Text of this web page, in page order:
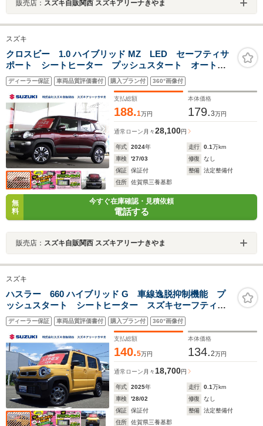
販売店： スズキ自販関西 スズキアリーナきやま
スズキ
クロスビー 1.0 ハイブリッド MZ LED セーフティサ
ポート シートヒーター プッシュスタート オートエ
アコン 衝突被害軽減システム 盗難防止システム
ディーラー保証 車両品質評価書付 購入プラン付 360°画像付
支払総額
188.1万円
本体価格
179.3万円
通常ローン 月々28,100円
年式 2024年 走行 0.1万km
車検
'27/03 修復
なし
保証
保証付 整備
法定整備付
住所
佐賀県三養基郡
無
料
今すぐ在庫確認・見積依頼
電話する
販売店： スズキ自販関西 スズキアリーナきやま
スズキ
ハスラー 660 ハイブリッド G 車線逸脱抑制機能 プ
ッシュスタート シートヒーター スズキセーフティー
サポート 横滑り防止機能 衝突安全ボディ 盗難防止
システム
ディーラー保証 車両品質評価書付 購入プラン付 360°画像付
支払総額
140.5万円
本体価格
134.2万円
通常ローン 月々 18,700円
年式 2025年 走行 0.1万km
車検
'28/02 修復
なし
保証
保証付 整備
法定整備付
住所
佐賀県三養基郡